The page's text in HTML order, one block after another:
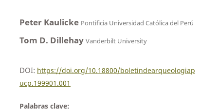
Peter Kaulicke Pontificia Universidad Católica del Perú
Tom D. Dillehay Vanderbilt University
DOI: https://doi.org/10.18800/boletindearqueologiap
ucp.199901.001
Palabras clave: